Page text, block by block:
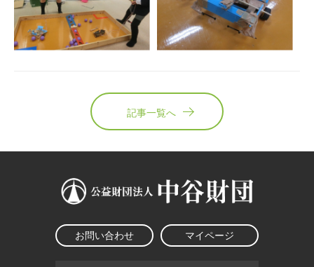
記事一覧へ
お問い合わせ マイページ